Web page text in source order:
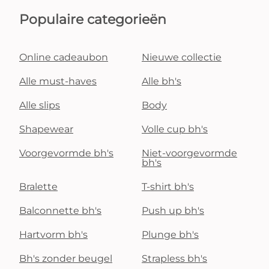
Populaire categorieën
Online cadeaubon Nieuwe collectie
Alle must-haves Alle bh's
Alle slips Body
Shapewear Volle cup bh's
Voorgevormde bh's
Niet-voorgevormde
bh's
Bralette T-shirt bh's
Balconnette bh's Push up bh's
Hartvorm bh's Plunge bh's
Bh's zonder beugel Strapless bh's